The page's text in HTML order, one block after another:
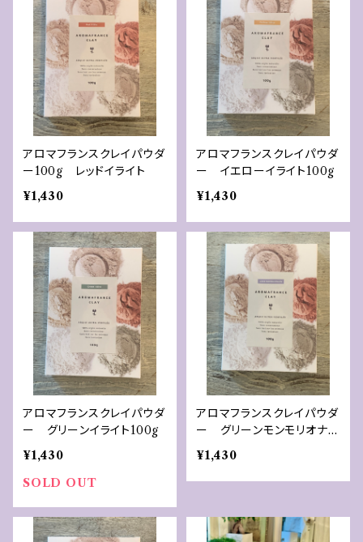
アロマフランスクレイパウダ
ー100g レッドイライト
¥1,430
アロマフランスクレイパウダ
ー イエローイライト100g
¥1,430
アロマフランスクレイパウダ
ー グリーンイライト100g
¥1,430
SOLD OUT
アロマフランスクレイパウダ
ー グリーンモンモリオナイ
ト100g
¥1,430